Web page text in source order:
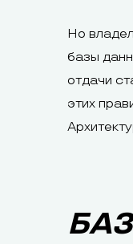
Но
базы
отдачи
этих